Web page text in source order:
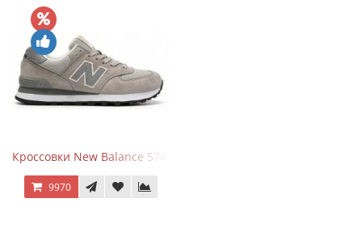
Кроссовки New Balance 574 Silver Summer Fog
9970